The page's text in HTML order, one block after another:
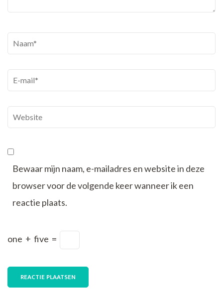
Naam*
E-
mail*
Website
Bewaar mijn naam, e-mailadres en website in deze
browser voor de volgende keer wanneer ik een
reactie plaats.
one + five =